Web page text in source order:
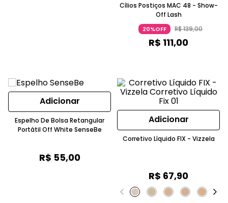
Cílios Postiços MAC 48 - Show-
Off Lash
20%OFF R$139,00
R$ 111,00
Adicionar
Espelho De Bolsa Retangular
Portátil Off White SenseBe
R$ 55,00
Adicionar
Corretivo Líquido FIX - Vizzela
R$ 67,90